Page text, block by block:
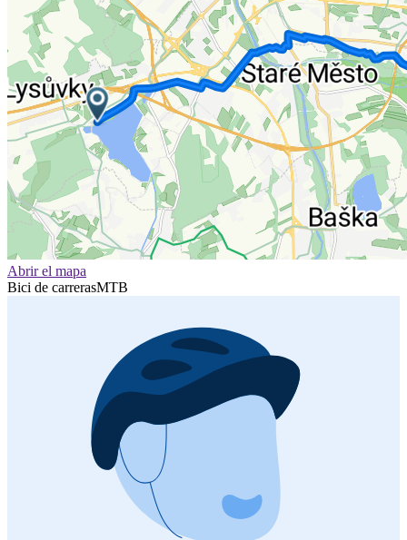
Abrir el mapa
Bici de carrerasMTB